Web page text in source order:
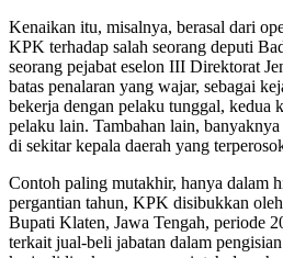
Kenaikan itu, misalnya, berasal dari
KPK terhadap salah seorang deputi
seorang pejabat eselon III Direktorat
batas penalaran yang wajar, sebagai
bekerja dengan pelaku tunggal, kedua
pelaku lain. Tambahan lain,
di sekitar kepala daerah yang
Contoh paling mutakhir, hanya dalam
pergantian tahun, KPK disibukkan
Bupati Klaten, Jawa Tengah, periode
terkait jual-beli jabatan dalam